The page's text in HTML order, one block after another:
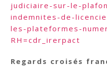
judiciaire-sur-le-
indemnites-de-
les-plateformes-
RH=cdr_irerpact
Regards croisés